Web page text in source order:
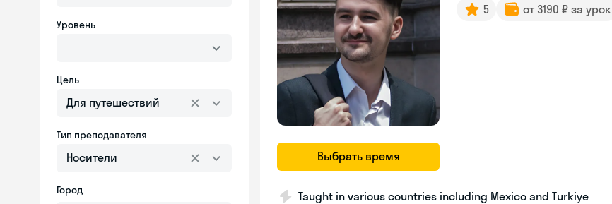
Уровень
Цель
Для путешествий
Тип преподавателя
Носители
Город
Выбрать время
5 от 3190 ₽ за урок
Taught in various countries including Mexico and Turkiye